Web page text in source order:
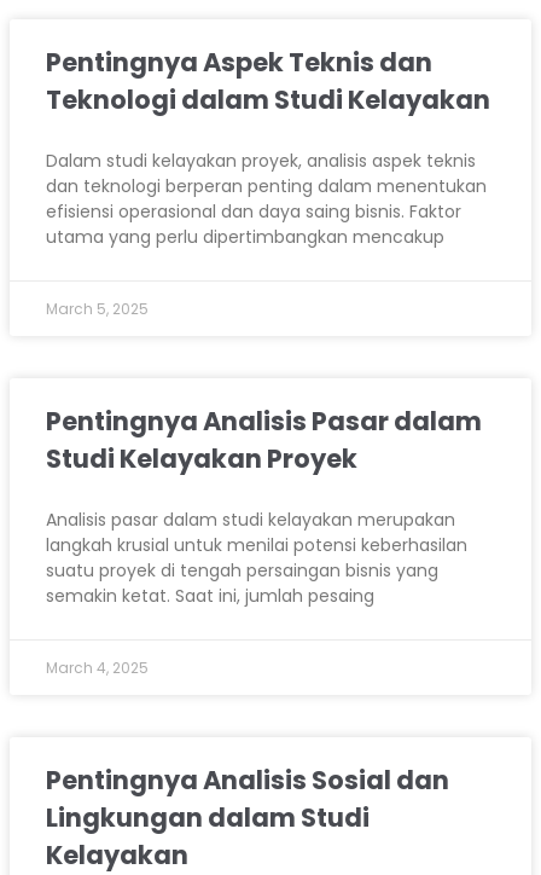
Pentingnya Aspek Teknis dan
Teknologi dalam Studi Kelayakan
Dalam studi kelayakan proyek, analisis aspek teknis
dan teknologi berperan penting dalam menentukan
efisiensi operasional dan daya saing bisnis. Faktor
utama yang perlu dipertimbangkan mencakup
March 5, 2025
Pentingnya Analisis Pasar dalam
Studi Kelayakan Proyek
Analisis pasar dalam studi kelayakan merupakan
langkah krusial untuk menilai potensi keberhasilan
suatu proyek di tengah persaingan bisnis yang
semakin ketat. Saat ini, jumlah pesaing
March 4, 2025
Pentingnya Analisis Sosial dan
Lingkungan dalam Studi
Kelayakan